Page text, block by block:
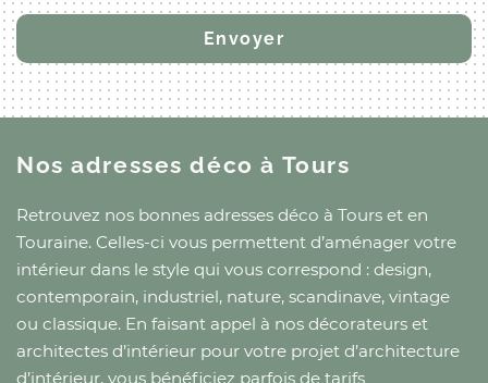
Nos adresses décoà Tours
Retrouvez nos bonnes adresses déco à Tours et en
Touraine. Celles-ci vous permettent d’aménager votre
intérieur dans le style qui vous correspond : design,
contemporain, industriel, nature, scandinave, vintage
ou classique. En faisant appel à nos décorateurs et
architectes d’intérieur pour votre projet d’architecture
d’intérieur, vous bénéficiez parfois de tarifs